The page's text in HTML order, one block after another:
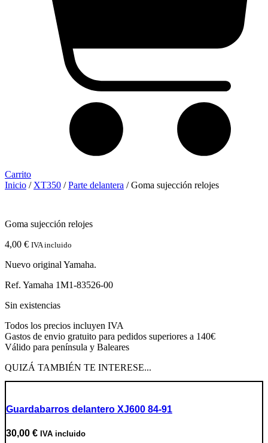
Carrito
Inicio / XT350 /Parte delantera / Goma sujección relojes
Goma sujección relojes
4,00 € IVA incluido
Nuevo original Yamaha.
Ref. Yamaha 1M1-83526-00
Sin existencias
Todos los precios incluyen IVA
Gastos de envio gratuito para pedidos superiores a 140€
Válido para península y Baleares
QUIZÁ TAMBIÉN TE INTERESE...
Guardabarros delantero XJ600 84-91
30,00 € IVA incluido